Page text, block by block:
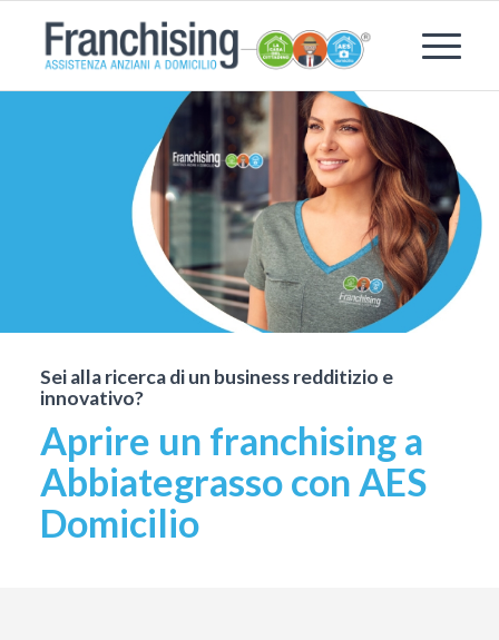
Sei alla ricerca di un business redditizio e
innovativo?
Aprire un franchising a
Abbiategrasso con AES
Domicilio